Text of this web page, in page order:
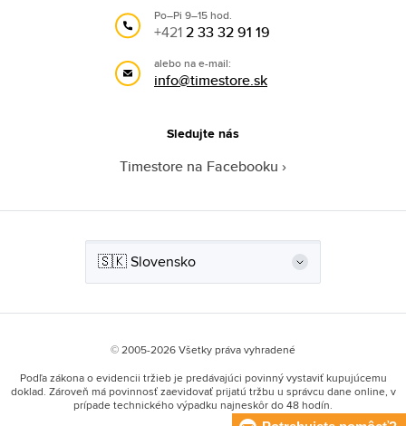
Po–Pi 9–15 hod.
+4212 33 32 91 19
alebo na e-mail:
info@timestore.sk
Sledujte nás
Timestore na Facebooku
© 2005-2026 Všetky práva vyhradené
Podľa zákona o evidencii tržieb je predávajúci povinný vystaviť kupujúcemu
doklad. Zároveň má povinnosť zaevidovať prijatú tržbu u správcu dane online, v
prípade technického výpadku najneskôr do 48 hodín.